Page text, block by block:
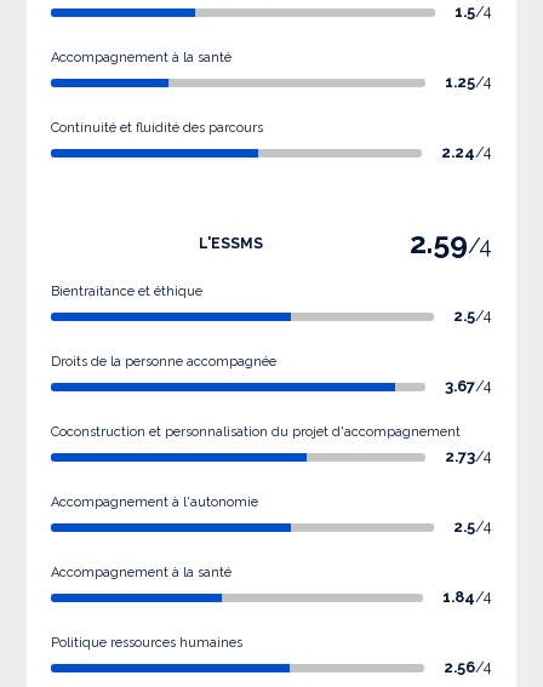
1.5/4
Accompagnement à la santé
1.25/4
Continuité et fluidité des parcours
2.24/4
L'ESSMS 2.59/4
Bientraitance et éthique
2.5/4
Droits de la personne accompagnée
3.67/4
Coconstruction et personnalisation du projet d'accompagnement
2.73/4
Accompagnement à l'autonomie
2.5/4
Accompagnement à la santé
1.84/4
Politique ressources humaines
2.56/4